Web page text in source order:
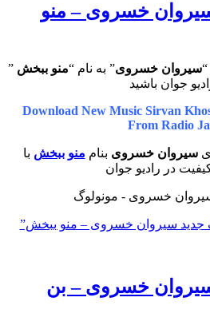
سیروان خسروی – منو
سیروان خسروی” به نام “منو ببخش ”
جوان باشید
Download New Music Sirvan
From Radio
سیروان خسروی بنام منو ببخش با
کیفیت در رادیو جوان
جدید سیروان خسروی – منو ببخش”
سیروان خسروی – بن